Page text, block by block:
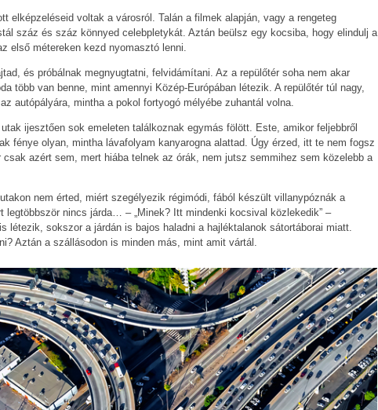
elképzeléseid voltak a városról. Talán a filmek alapján, vagy a rengeteg
száz és száz könnyed celebpletykát. Aztán beülsz egy kocsiba, hogy elindulj a
első métereken kezd nyomasztó lenni.
és próbálnak megnyugtatni, felvidámítani. Az a repülőtér soha nem akar
több van benne, mint amennyi Közép-Európában létezik. A repülőtér túl nagy,
autópályára, mintha a pokol fortyogó mélyébe zuhantál volna.
ijesztően sok emeleten találkoznak egymás fölött. Este, amikor feljebbről
fénye olyan, mintha lávafolyam kanyarogna alattad. Úgy érzed, itt te nem fogsz
azért sem, mert hiába telnek az órák, nem jutsz semmihez sem közelebb a
nem érted, miért szegélyezik régimódi, fából készült villanypóznák a
legtöbbször nincs járda… – „Minek? Itt mindenki kocsival közlekedik” –
létezik, sokszor a járdán is bajos haladni a hajléktalanok sátortáborai miatt.
Aztán a szállásodon is minden más, mint amit vártál.